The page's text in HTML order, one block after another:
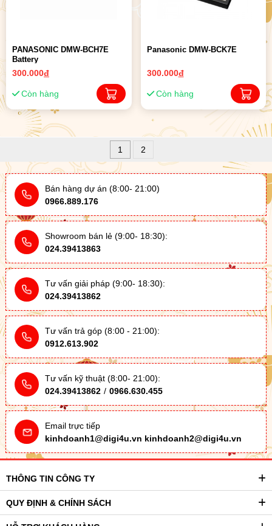
PANASONIC DMW-BCH7E
Battery
300.000đ
Còn hàng
Panasonic DMW-BCK7E
300.000đ
Còn hàng
1 2
Bán hàng dự án (8:00- 21:00)
0966.889.176
Showroom bán lẻ (9:00- 18:30):
024.39413863
Tư vấn giải pháp (9:00- 18:30):
024.39413862
Tư vấn trả góp (8:00 - 21:00):
0912.613.902
Tư vấn kỹ thuật (8:00- 21:00):
024.39413862 / 0966.630.455
Email trực tiếp
kinhdoanh1@digi4u.vn kinhdoanh2@digi4u.vn
THÔNG TIN CÔNG TY
QUY ĐỊNH & CHÍNH SÁCH